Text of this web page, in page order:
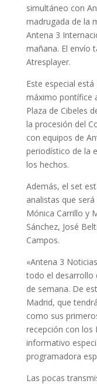
simultáneo con
madrugada de la
Antena 3
mañana. El envío
Atresplayer.
Este especial
máximo pontífice
Plaza de Cibeles
la procesión del
con equipos de
periodístico de la
los hechos.
Además, el set
analistas que
Mónica Carrillo y
Sánchez, José
Campos.
«Antena 3
todo el desarrollo
de semana. De
Madrid, que
como sus
recepción con los
informativo
programadora
Las pocas